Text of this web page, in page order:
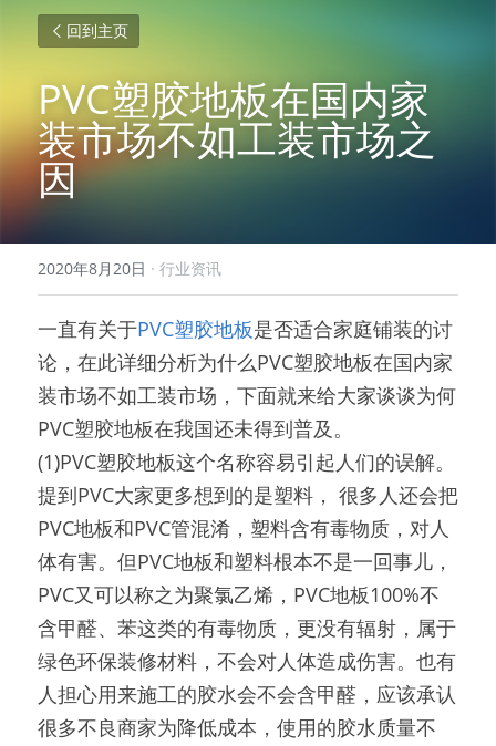
回到主页
PVC塑胶地板在国内家
装市场不如工装市场之
因
2020年8月20日 · 行业资讯
一直有关于PVC塑胶地板是否适合家庭铺装的讨
论，在此详细分析为什么PVC塑胶地板在国内家
装市场不如工装市场，下面就来给大家谈谈为何
PVC塑胶地板在我国还未得到普及。
(1)PVC塑胶地板这个名称容易引起人们的误解。
提到PVC大家更多想到的是塑料， 很多人还会把
PVC地板和PVC管混淆，塑料含有毒物质，对人
体有害。但PVC地板和塑料根本不是一回事儿，
PVC又可以称之为聚氯乙烯，PVC地板100%不
含甲醛、苯这类的有毒物质，更没有辐射，属于
绿色环保装修材料，不会对人体造成伤害。也有
人担心用来施工的胶水会不会含甲醛，应该承认
很多不良商家为降低成本，使用的胶水质量不